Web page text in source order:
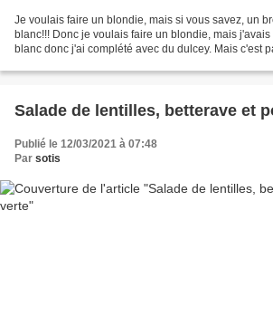
Je voulais faire un blondie, mais si vous savez, un
blanc!!! Donc je voulais faire un blondie, mais
blanc donc j'ai complété avec du dulcey. Mais c'est
Salade de lentilles, betterave et
Publié le 12/03/2021 à 07:48
Par sotis